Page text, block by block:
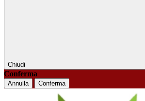
Chiudi
Conferma
Annulla Conferma